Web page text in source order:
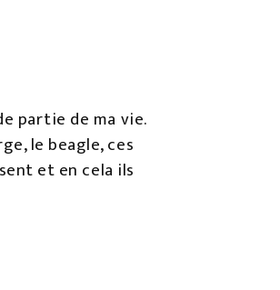
partie de ma vie.
le beagle, ces
et en cela ils